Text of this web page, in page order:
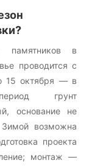
памятников в
проводится с
15 октября — в
грунт
основание не
Зимой возможна
проекта
монтаж —